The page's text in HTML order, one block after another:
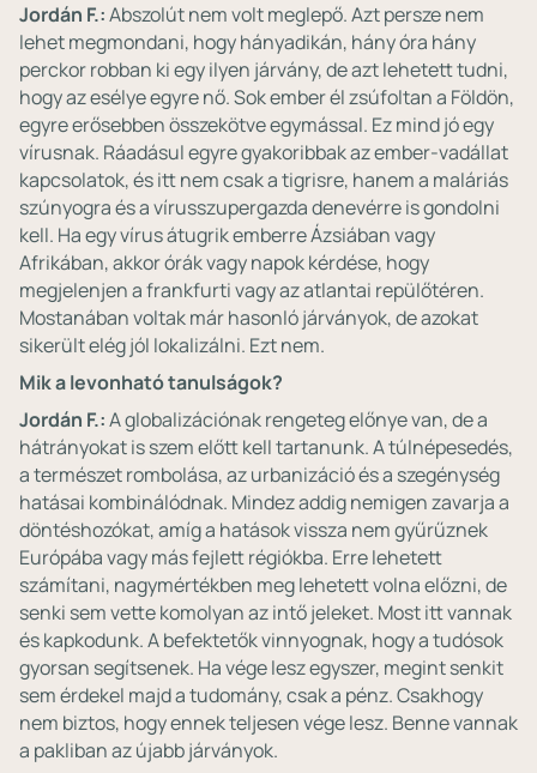
Jordán F.:Abszolút nem volt meglepő. Azt persze nem
lehet megmondani, hogy hányadikán, hány óra hány
perckor robban ki egy ilyen járvány, de azt lehetett tudni,
hogy az esélye egyre nő. Sok ember él zsúfoltan a Földön,
egyre erősebben összekötve egymással. Ez mind jó egy
vírusnak. Ráadásul egyre gyakoribbak az ember-vadállat
kapcsolatok, és itt nem csak a tigrisre, hanem a maláriás
szúnyogra és a vírusszupergazda denevérre is gondolni
kell. Ha egy vírus átugrik emberre Ázsiában vagy
Afrikában, akkor órák vagy napok kérdése, hogy
megjelenjen a frankfurti vagy az atlantai repülőtéren.
Mostanában voltak már hasonló járványok, de azokat
sikerült elég jól lokalizálni. Ezt nem.
Mik a levonható tanulságok?
Jordán F.:A globalizációnak rengeteg előnye van, de a
hátrányokat is szem előtt kell tartanunk. A túlnépesedés,
a természet rombolása, az urbanizáció és a szegénység
hatásai kombinálódnak. Mindez addig nemigen zavarja a
döntéshozókat, amíg a hatások vissza nem gyűrűznek
Európába vagy más fejlett régiókba. Erre lehetett
számítani, nagymértékben meg lehetett volna előzni, de
senki sem vette komolyan az intő jeleket. Most itt vannak
és kapkodunk. A befektetők vinnyognak, hogy a tudósok
gyorsan segítsenek. Ha vége lesz egyszer, megint senkit
sem érdekel majd a tudomány, csak a pénz. Csakhogy
nem biztos, hogy ennek teljesen vége lesz. Benne vannak
a pakliban az újabb járványok.